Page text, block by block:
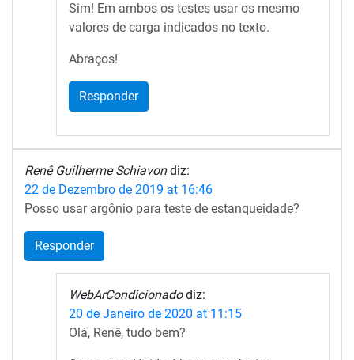
Sim! Em ambos os testes usar os mesmo
valores de carga indicados no texto.
Abraços!
Responder
Renê Guilherme Schiavon diz:
22 de Dezembro de 2019 at 16:46
Posso usar argônio para teste de estanqueidade?
Responder
WebArCondicionado diz:
20 de Janeiro de 2020 at 11:15
Olá, Renê, tudo bem?